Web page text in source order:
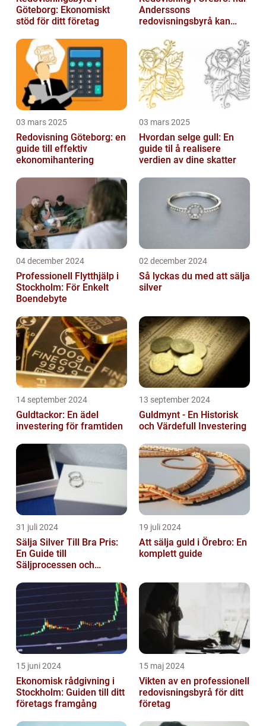
Göteborg: Ekonomiskt
stöd för ditt företag
Anderssons
redovisningsbyrå kan
03 mars 2025
Redovisning Göteborg: en
guide till effektiv
ekonomihantering
03 mars 2025
Hvordan selge gull: En
guide til å realisere
verdien av dine skatter
04 december 2024
Professionell Flytthjälp i
Stockholm: För Enkelt
Boendebyte
02 december 2024
Så lyckas du med att sälja
silver
14 september 2024
Guldtackor: En ädel
investering för framtiden
13 september 2024
Guldmynt - En Historisk
och Värdefull Investering
31 juli 2024
Sälja Silver Till Bra Pris:
En Guide till
Säljprocessen och
19 juli 2024
Att sälja guld i Örebro: En
komplett guide
15 juni 2024
Ekonomisk rådgivning i
Stockholm: Guiden till ditt
företags framgång
15 maj 2024
Vikten av en professionell
redovisningsbyrå för ditt
företag